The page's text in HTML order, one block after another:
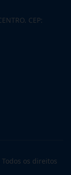
CEP:
Todos os direitos